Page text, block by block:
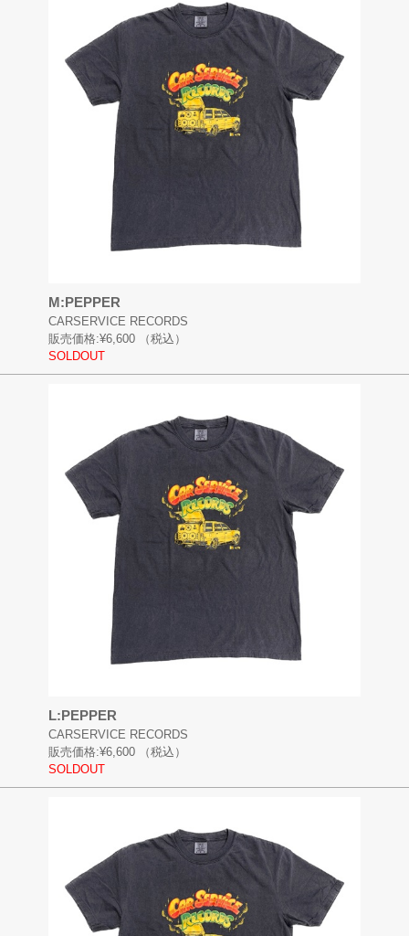
M:PEPPER
CARSERVICE RECORDS
販売価格:¥6,600
（税込）
SOLDOUT
L:PEPPER
CARSERVICE RECORDS
販売価格:¥6,600
（税込）
SOLDOUT